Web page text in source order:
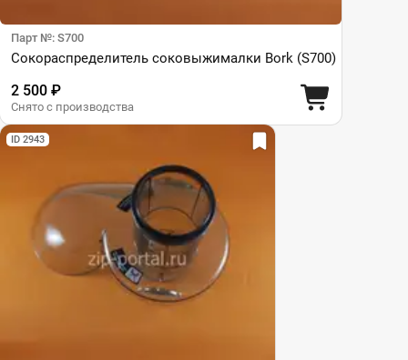
Парт №: S700
Сокораспределитель соковыжималки Bork (S700)
2 500 ₽
Снято с производства
ID 2943